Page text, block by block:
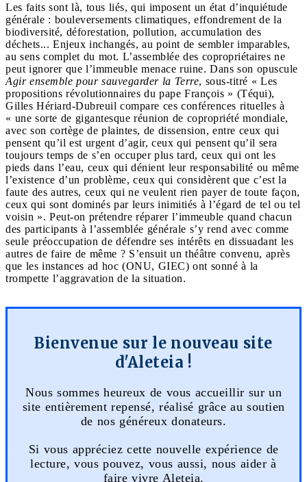
Les faits sont là, tous liés, qui imposent un état d’inquiétude
générale : bouleversements climatiques, effondrement de la
biodiversité, déforestation, pollution, accumulation des
déchets... Enjeux inchangés, au point de sembler imparables,
au sens complet du mot. L’assemblée des copropriétaires ne
peut ignorer que l’immeuble menace ruine. Dans son opuscule
Agir ensemble pour sauvegarder la Terre, sous-titré « Les
propositions révolutionnaires du pape François » (Téqui),
Gilles Hériard-Dubreuil compare ces conférences rituelles à
« une sorte de gigantesque réunion de copropriété mondiale,
avec son cortège de plaintes, de dissension, entre ceux qui
pensent qu’il est urgent d’agir, ceux qui pensent qu’il sera
toujours temps de s’en occuper plus tard, ceux qui ont les
pieds dans l’eau, ceux qui dénient leur responsabilité ou même
l’existence d’un problème, ceux qui considèrent que c’est la
faute des autres, ceux qui ne veulent rien payer de toute façon,
ceux qui sont dominés par leurs inimitiés à l’égard de tel ou tel
voisin ». Peut-on prétendre réparer l’immeuble quand chacun
des participants à l’assemblée générale s’y rend avec comme
seule préoccupation de défendre ses intérêts en dissuadant les
autres de faire de même ? S’ensuit un théâtre convenu, après
que les instances ad hoc (ONU, GIEC) ont sonné à la
trompette l’aggravation de la situation.
Bienvenue sur le nouveau site
d'Aleteia !
Nous sommes heureux de vous accueillir sur un
site entièrement repensé, réalisé grâce au soutien
de nos généreux donateurs.
Si vous appréciez cette nouvelle expérience de
lecture, vous pouvez, vous aussi, nous aider à
faire vivre Aleteia.